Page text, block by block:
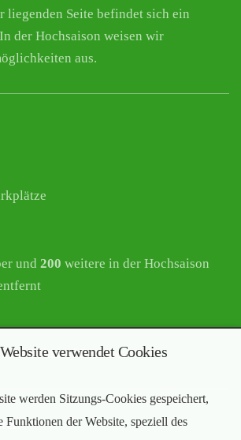
liegenden Seite befindet sich ein
der Hochsaison weisen wir
aus.
und 200 weitere in der Hochsaison
zum Bahnhof Bürstadt
verwendet Cookies
werden Sitzungs-Cookies gespeichert,
Funktionen der Website, speziell des